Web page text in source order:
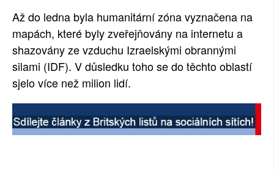
Až do ledna byla humanitární zóna vyznačena na
mapách, které byly zveřejňovány na internetu a
shazovány ze vzduchu Izraelskými obrannými
silami (IDF). V důsledku toho se do těchto oblastí
sjelo více než milion lidí.